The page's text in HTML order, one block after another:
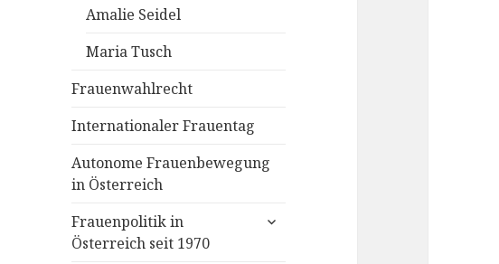
Amalie Seidel
Maria Tusch
Frauenwahlrecht
Internationaler Frauentag
Autonome Frauenbewegung
in Österreich
Frauenpolitik in
Österreich seit 1970
untermenü